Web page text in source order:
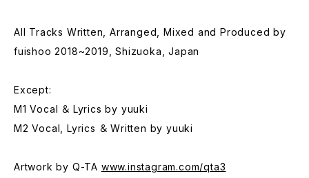
All Tracks Written, Arranged, Mixed and Produced by
fuishoo 2018~2019, Shizuoka, Japan
Except:
M1 Vocal ＆ Lyrics by yuuki
M2 Vocal, Lyrics ＆ Written by yuuki
Artwork by Q-TA www.instagram.com/qta3